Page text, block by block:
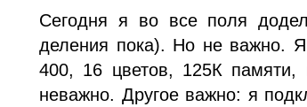
Сегодня я во все поля
деления пока). Но не важно.
400, 16 цветов, 125К
неважно. Другое важно: я